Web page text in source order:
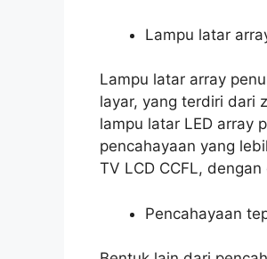
Lampu latar
Lampu latar array
layar, yang terdiri dari
lampu latar LED array
pencahayaan yang
TV LCD CCFL,
Pencahayaan